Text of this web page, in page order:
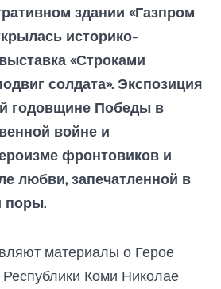
здании «Газпром
историко-
«Строками
солдата». Экспозиция
годовщине Победы в
войне и
фронтовиков и
любви, запечатленной в
поры.
материалы о Герое
Коми Николае